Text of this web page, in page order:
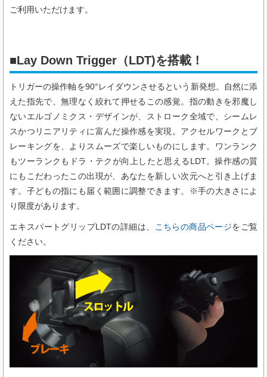
ご利用いただけます。
■Lay Down Trigger（LDT)を搭載！
トリガーの操作軸を90°レイダウンさせるという新発想。自然に添
えた指先で、無理なく絞れて押せるこの感覚。指の動きを邪魔し
ないエルゴノミクス・デザインが、ストローク全域で、シームレ
スかつリニアリティに富んだ操作感を実現。アクセルワークとブ
レーキングを、よりスムーズで楽しいものにします。ワンランク
もツーランクもドラ・テクが向上したと思えるLDT。操作感の質
にもこだわったこの出現が、あなたを新しい次元へと引き上げま
す。子どもの指にも届く範囲に調整できます。※手の大きさによ
り限度があります。
エキスパートグリップLDTの詳細は、 こちらの商品ページをご覧
ください。